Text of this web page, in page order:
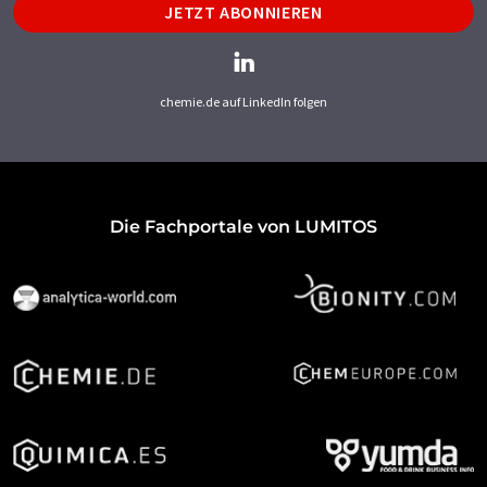
JETZT ABONNIEREN
chemie.de auf LinkedIn folgen
Die Fachportale von LUMITOS